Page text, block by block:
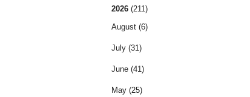
2026 (211)
August (6)
July (31)
June (41)
May (25)